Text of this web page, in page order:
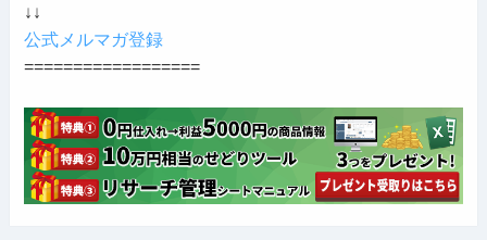
↓↓
公式メルマガ登録
==================